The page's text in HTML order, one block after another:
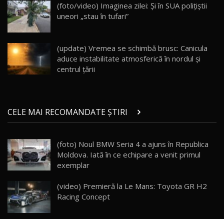
30:08
AutoBlog.MD
23:36
20
Noul ZEEKR 7X / Test Drive AutoBlog.MD
29:08
21
Micul BYD Dolphin Surf / Test Drive
AutoBlog.MD
16:59
22
Noua Mazda 6e / Test Drive AutoBlog.MD
26:59
23
Lynk & Co 01 / Test Drive AutoBlog.MD
25:19
(foto/video) Imaginea zilei: Și în SUA polițiștii
uneori „stau în tufari”
(update) Vremea se schimbă brusc: Canicula
aduce instabilitate atmosferică în nordul și
centrul țării
CELE MAI RECOMANDATE ȘTIRI
(foto) Noul BMW Seria 4 a ajuns în Republica
Moldova. Iată în ce echipare a venit primul
exemplar
(video) Premieră la Le Mans: Toyota GR H2
Racing Concept